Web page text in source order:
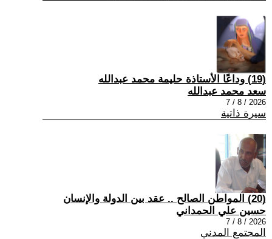
(19) وداعًا الأستاذة حليمة محمد عبدالله
سعد محمد عبدالله
2026 / 8 / 7
سيرة ذاتية
(20) المواطن الصالح .. عقد بين الدولة والإنسان
حسين علي الحمداني
2026 / 8 / 7
المجتمع المدني